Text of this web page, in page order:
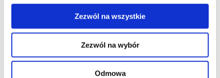
Zezwól na wszystkie
Zezwól na wybór
Odmowa
8